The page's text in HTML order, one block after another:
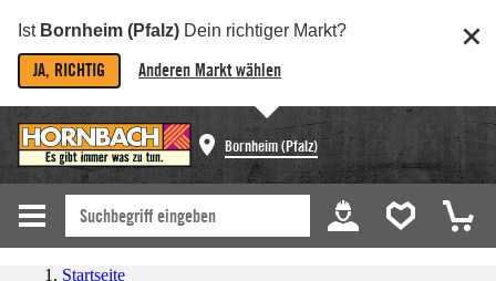
Ist Bornheim (Pfalz) Dein richtiger Markt?
JA, RICHTIG Anderen Markt wählen
Bornheim (Pfalz)
Startseite